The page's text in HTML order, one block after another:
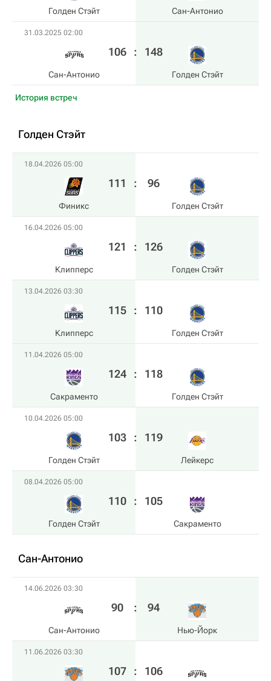
Голден Стэйт Сан-Антонио
31.03.2025 02:00
Сан-Антонио
106 : 148
Голден Стэйт
История встреч
Голден Стэйт
18.04.2026 05:00
Финикс
111 : 96
Голден Стэйт
16.04.2026 05:00
Клипперс
121 : 126
Голден Стэйт
13.04.2026 03:30
Клипперс
115 : 110
Голден Стэйт
11.04.2026 05:00
Сакраменто
124 : 118
Голден Стэйт
10.04.2026 05:00
Голден Стэйт
103 : 119
Лейкерс
08.04.2026 05:00
Голден Стэйт
110 : 105
Сакраменто
Сан-Антонио
14.06.2026 03:30
Сан-Антонио
90 : 94
Нью-Йорк
11.06.2026 03:30
107 : 106